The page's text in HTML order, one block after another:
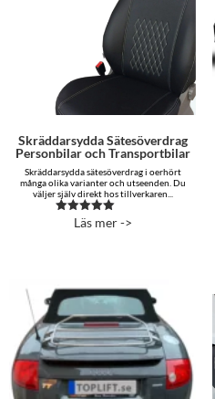
Skräddarsydda Sätesöverdrag
Personbilar och Transportbilar
Skräddarsydda sätesöverdrag i oerhört
många olika varianter och utseenden. Du
väljer själv direkt hos tillverkaren...
Betygsatt
Läs mer ->